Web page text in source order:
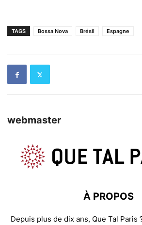
TAGS Bossa Nova Brésil Espagne
webmaster
À PROPOS
Depuis plus de dix ans, Que Tal Paris